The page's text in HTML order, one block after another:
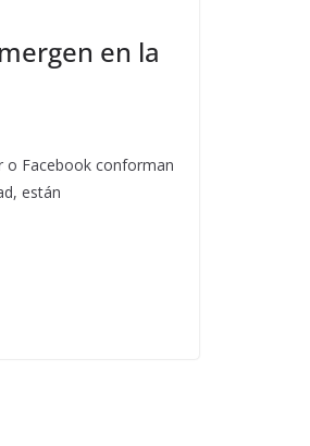
en la
o Facebook conforman
están